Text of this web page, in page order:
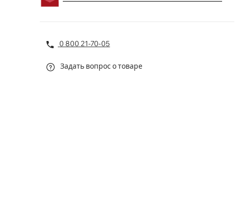
0 800 21-70-05
Задать вопрос о товаре